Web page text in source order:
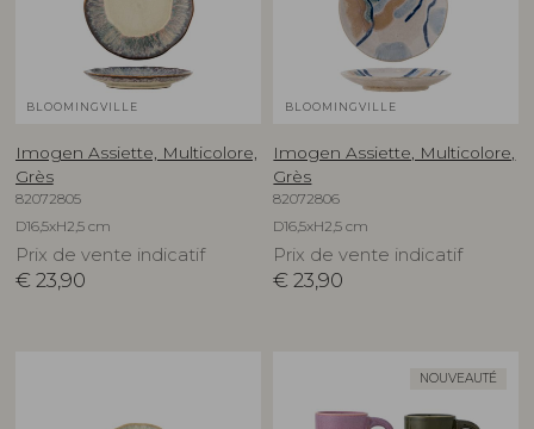
BLOOMINGVILLE
Imogen Assiette, Multicolore,
Grès
82072805
D16,5xH2,5 cm
Prix de vente indicatif
€ 23,90
BLOOMINGVILLE
Imogen Assiette, Multicolore,
Grès
82072806
D16,5xH2,5 cm
Prix de vente indicatif
€ 23,90
NOUVEAUTÉ